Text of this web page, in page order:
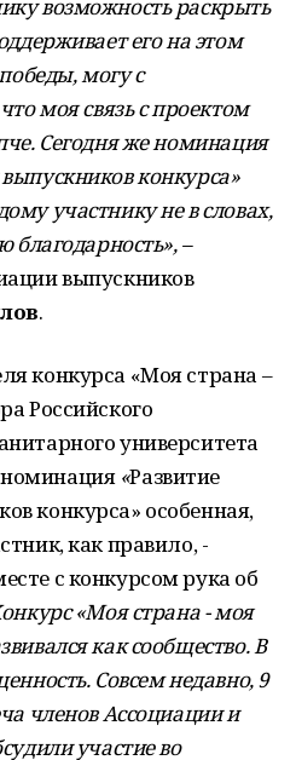
возможность раскрыть
его на этом
могу с
моя связь с проектом
Сегодня же номинация
конкурса»
участнику не в словах,
благодарность», –
выпускников
.
конкурса «Моя страна –
Российского
университета
«Развитие
конкурса» особенная,
как правило, -
с конкурсом рука об
«Моя страна - моя
как сообщество. В
Совсем недавно, 9
членов Ассоциации и
участие во